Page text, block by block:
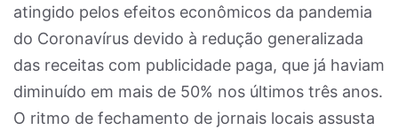
atingido pelos efeitos econômicos da pandemia
do Coronavírus devido à redução generalizada
das receitas com publicidade paga, que já haviam
diminuído em mais de 50% nos últimos três anos.
O ritmo de fechamento de jornais locais assusta